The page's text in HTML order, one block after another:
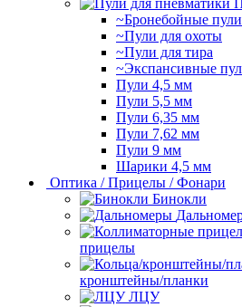
~Бронебойные пули
~Пули для охоты
~Пули для тира
~Экспансивные
Пули 4,5 мм
Пули 5,5 мм
Пули 6,35 мм
Пули 7,62 мм
Пули 9 мм
Шарики 4,5 мм
Оптика / Прицелы / Фонари
Бинокли
прицелы
кронштейны/планки
ЛЦУ